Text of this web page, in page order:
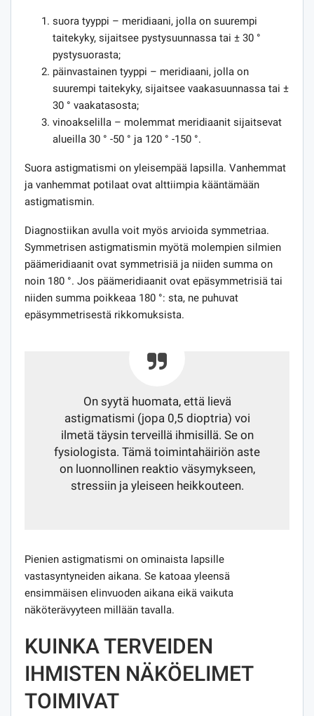
suora tyyppi – meridiaani, jolla on suurempi
taitekyky, sijaitsee pystysuunnassa tai ± 30 °
pystysuorasta;
päinvastainen tyyppi – meridiaani, jolla on
suurempi taitekyky, sijaitsee vaakasuunnassa tai ±
30 ° vaakatasosta;
vinoakselilla – molemmat meridiaanit sijaitsevat
alueilla 30 ° -50 ° ja 120 ° -150 °.
Suora astigmatismi on yleisempää lapsilla. Vanhemmat
ja vanhemmat potilaat ovat alttiimpia kääntämään
astigmatismin.
Diagnostiikan avulla voit myös arvioida symmetriaa.
Symmetrisen astigmatismin myötä molempien silmien
päämeridiaanit ovat symmetrisiä ja niiden summa on
noin 180 °. Jos päämeridiaanit ovat epäsymmetrisiä tai
niiden summa poikkeaa 180 °: sta, ne puhuvat
epäsymmetrisestä rikkomuksista.
On syytä huomata, että lievä
astigmatismi (jopa 0,5 dioptria) voi
ilmetä täysin terveillä ihmisillä. Se on
fysiologista. Tämä toimintahäiriön aste
on luonnollinen reaktio väsymykseen,
stressiin ja yleiseen heikkouteen.
Pienien astigmatismi on ominaista lapsille
vastasyntyneiden aikana. Se katoaa yleensä
ensimmäisen elinvuoden aikana eikä vaikuta
näköterävyyteen millään tavalla.
KUINKA TERVEIDEN
IHMISTEN NÄKÖELIMET
TOIMIVAT